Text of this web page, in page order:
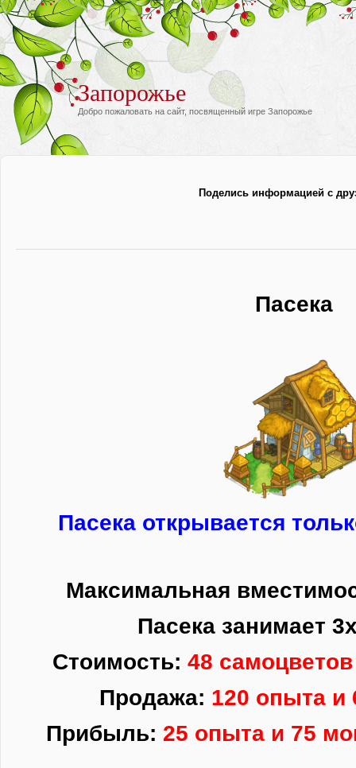
Запорожье
Добро пожаловать на сайт, посвященный игре Запорожье
Поделись информацией с
Пасека
Пасека открывается
Максимальная
Пасека занимает
Стоимость: 48 самоцветов
Продажа: 120 опыта и
Прибыль: 25 опыта и 75